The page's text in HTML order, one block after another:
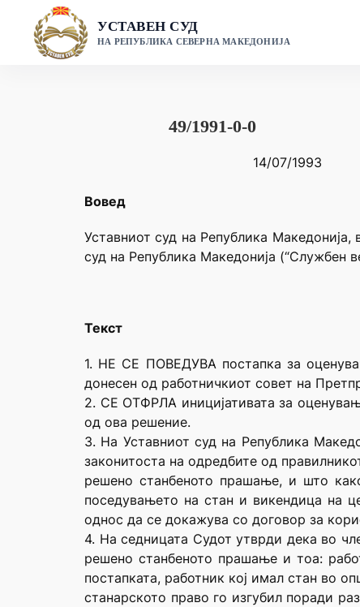
content
УСТАВЕН СУД
НА РЕПУБЛИКА СЕВЕРНА МАКЕДОНИЈА
49/1991-0-0
14/07/1993
Вовед
Уставниот суд на Република
суд на Република Македонија (“Службен
Текст
1. НЕ СЕ ПОВЕДУВА постапка за
донесен од работничкиот совет на
2. СЕ ОТФРЛА иницијативата за
од ова решение.
3. На Уставниот суд на Република
законитоста на одредбите од
решено станбеното прашање, и што
поседувањето на стан и викендица на
однос да се докажува со договор за
4. На седницата Судот утврди дека во
решено станбеното прашање и тоа:
постапката, работник кој имал стан во
станарското право го изгубил поради